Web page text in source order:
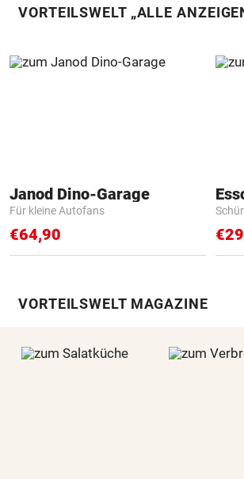
VORTEILSWELT „ALLE
Janod Dino-Garage
Für kleine Autofans
€64,90
VORTEILSWELT MAGAZINE